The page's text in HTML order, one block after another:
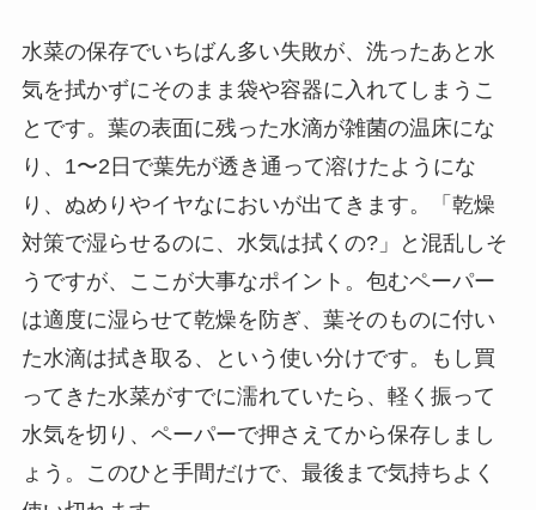
水菜の保存でいちばん多い失敗が、洗ったあと水
気を拭かずにそのまま袋や容器に入れてしまうこ
とです。葉の表面に残った水滴が雑菌の温床にな
り、1〜2日で葉先が透き通って溶けたようにな
り、ぬめりやイヤなにおいが出てきます。「乾燥
対策で湿らせるのに、水気は拭くの?」と混乱しそ
うですが、ここが大事なポイント。包むペーパー
は適度に湿らせて乾燥を防ぎ、葉そのものに付い
た水滴は拭き取る、という使い分けです。もし買
ってきた水菜がすでに濡れていたら、軽く振って
水気を切り、ペーパーで押さえてから保存しまし
ょう。このひと手間だけで、最後まで気持ちよく